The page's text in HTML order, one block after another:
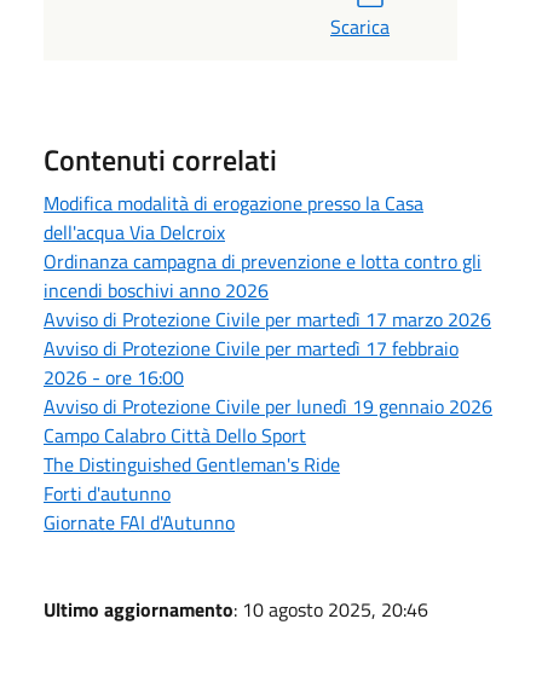
Scarica
Contenuti correlati
Modifica modalità di erogazione presso la Casa
dell'acqua Via Delcroix
Ordinanza campagna di prevenzione e lotta contro gli
incendi boschivi anno 2026
Avviso di Protezione Civile per martedì 17 marzo 2026
Avviso di Protezione Civile per martedì 17 febbraio
2026 - ore 16:00
Avviso di Protezione Civile per lunedì 19 gennaio 2026
Campo Calabro Città Dello Sport
The Distinguished Gentleman's Ride
Forti d'autunno
Giornate FAI d'Autunno
Ultimo aggiornamento: 10 agosto 2025, 20:46